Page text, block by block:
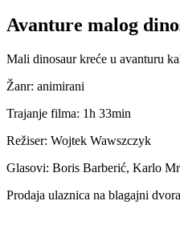
Avanture malog
Mali dinosaur kreće u avanturu
Žanr: animirani
Trajanje filma: 1h 33min
Režiser: Wojtek Wawszczyk
Glasovi: Boris Barberić, Karlo
Prodaja ulaznica na blagajni